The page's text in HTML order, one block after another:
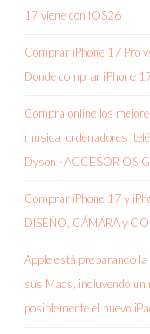
17 viene con IOS26
Comprar iPhone 17 Pro
Donde comprar iPhone
Compra online los
música, ordenadores,
Dyson · ACCESORIOS
Comprar iPhone 17 y
DISEÑO, CÁMARA y
Apple está preparando
sus Macs, incluyendo un
posiblemente el nuevo